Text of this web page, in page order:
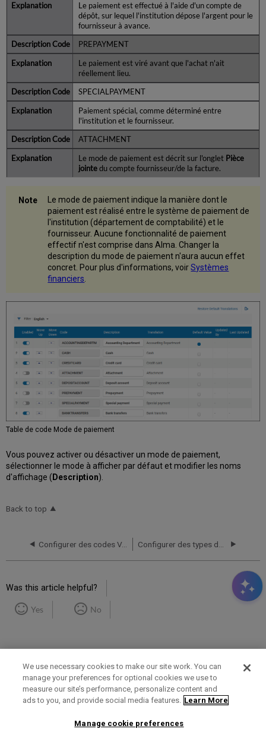
Le paiement est effectué à l'aide d'un compte de
dépôt, sur lequel l'institution dépose l'argent pour le
fournisseur à avance.
PREPAYMENT
Le paiement est viré avant que l'achat n'ait
réellement lieu.
SPECIALPAYMENT
Paiement spécial, comme déterminé entre
l'institution et le fournisseur.
ATTACHMENT
Le mode de paiement est décrit sur l'onglet Pièce
jointe du compte fournisseur/de la facture.
Le mode de paiement indique la manière dont le
paiement est réalisé entre le système de paiement de
l'institution (département de comptabilité) et le
fournisseur. Aucune fonctionnalité de paiement
effectif n'est comprise dans Alma. Changer la
description du mode de paiement n'aura aucun effet
concret. Pour plus d'informations, voirSystèmes
financiers
Table de code Mode de paiement
Vous pouvez activer ou désactiver un mode de paiement,
sélectionner le mode à afficher par défaut et modifier les noms
d'affichage ( Description).
Back to top
Configurer des codes VAT
Was this article helpful?
Yes No
Term of Use Privacy Policy Contact Us
We use necessary cookies to make our site work. You can
manage your preferences for optional cookies we use to
measure our site’s performance, personalize content and
ads to you, and provide social media features. Learn More
Manage cookie preferences